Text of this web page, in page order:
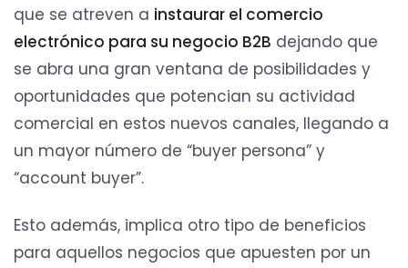
que se atreven a instaurar el comercio
electrónico para su negocio B2B dejando que
se abra una gran ventana de posibilidades y
oportunidades que potencian su actividad
comercial en estos nuevos canales, llegando a
un mayor número de “buyer persona” y
“account buyer”.
Esto además, implica otro tipo de beneficios
para aquellos negocios que apuesten por un